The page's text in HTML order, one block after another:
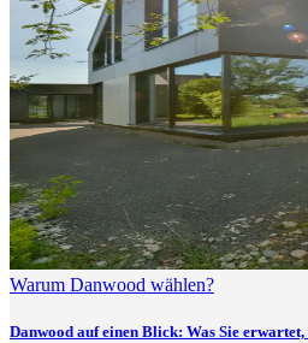
Warum Danwood wählen?
Danwood auf einen Blick: Was Sie erwartet,